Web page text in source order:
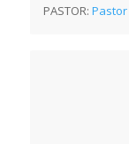
PASTOR: